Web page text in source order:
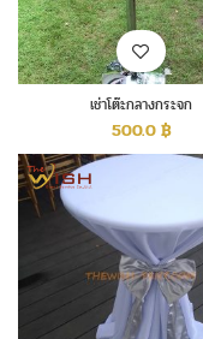
เช่าโต๊ะกลางกระจก
500.0฿